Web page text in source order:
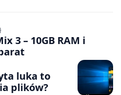
3 – 10GB RAM i
luka to
plików?